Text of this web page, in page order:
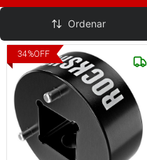
Shock
Ordenar
34%OFF